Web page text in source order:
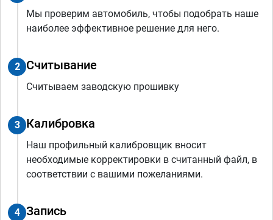
Мы проверим автомобиль, чтобы подобрать наше
наиболее эффективное решение для него.
2 Считывание
Считываем заводскую прошивку
3 Калибровка
Наш профильный калибровщик вносит
необходимые корректировки в считанный файл, в
соответствии с вашими пожеланиями.
4 Запись